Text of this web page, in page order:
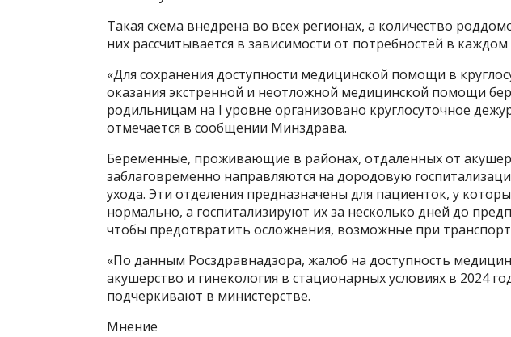
Такая схема внедрена во всех регионах, а количество
них рассчитывается в зависимости от потребностей в каждом
«Для сохранения доступности медицинской помощи в
оказания экстренной и неотложной медицинской помощи
родильницам на I уровне организовано круглосуточное
отмечается в сообщении Минздрава.
Беременные, проживающие в районах, отдаленных от
заблаговременно направляются на дородовую
ухода. Эти отделения предназначены для пациенток, у
нормально, а госпитализируют их за несколько дней до
чтобы предотвратить осложнения, возможные при
«По данным Росздравнадзора, жалоб на доступность
акушерство и гинекология в стационарных условиях в 2024
подчеркивают в министерстве.
Мнение